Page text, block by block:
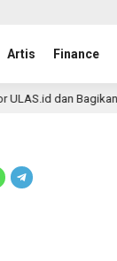
Artis Finance
dan Bagikan